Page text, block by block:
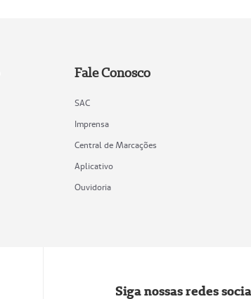
Fale Conosco
SAC
Imprensa
Central de Marcações
Aplicativo
Ouvidoria
Siga nossas redes